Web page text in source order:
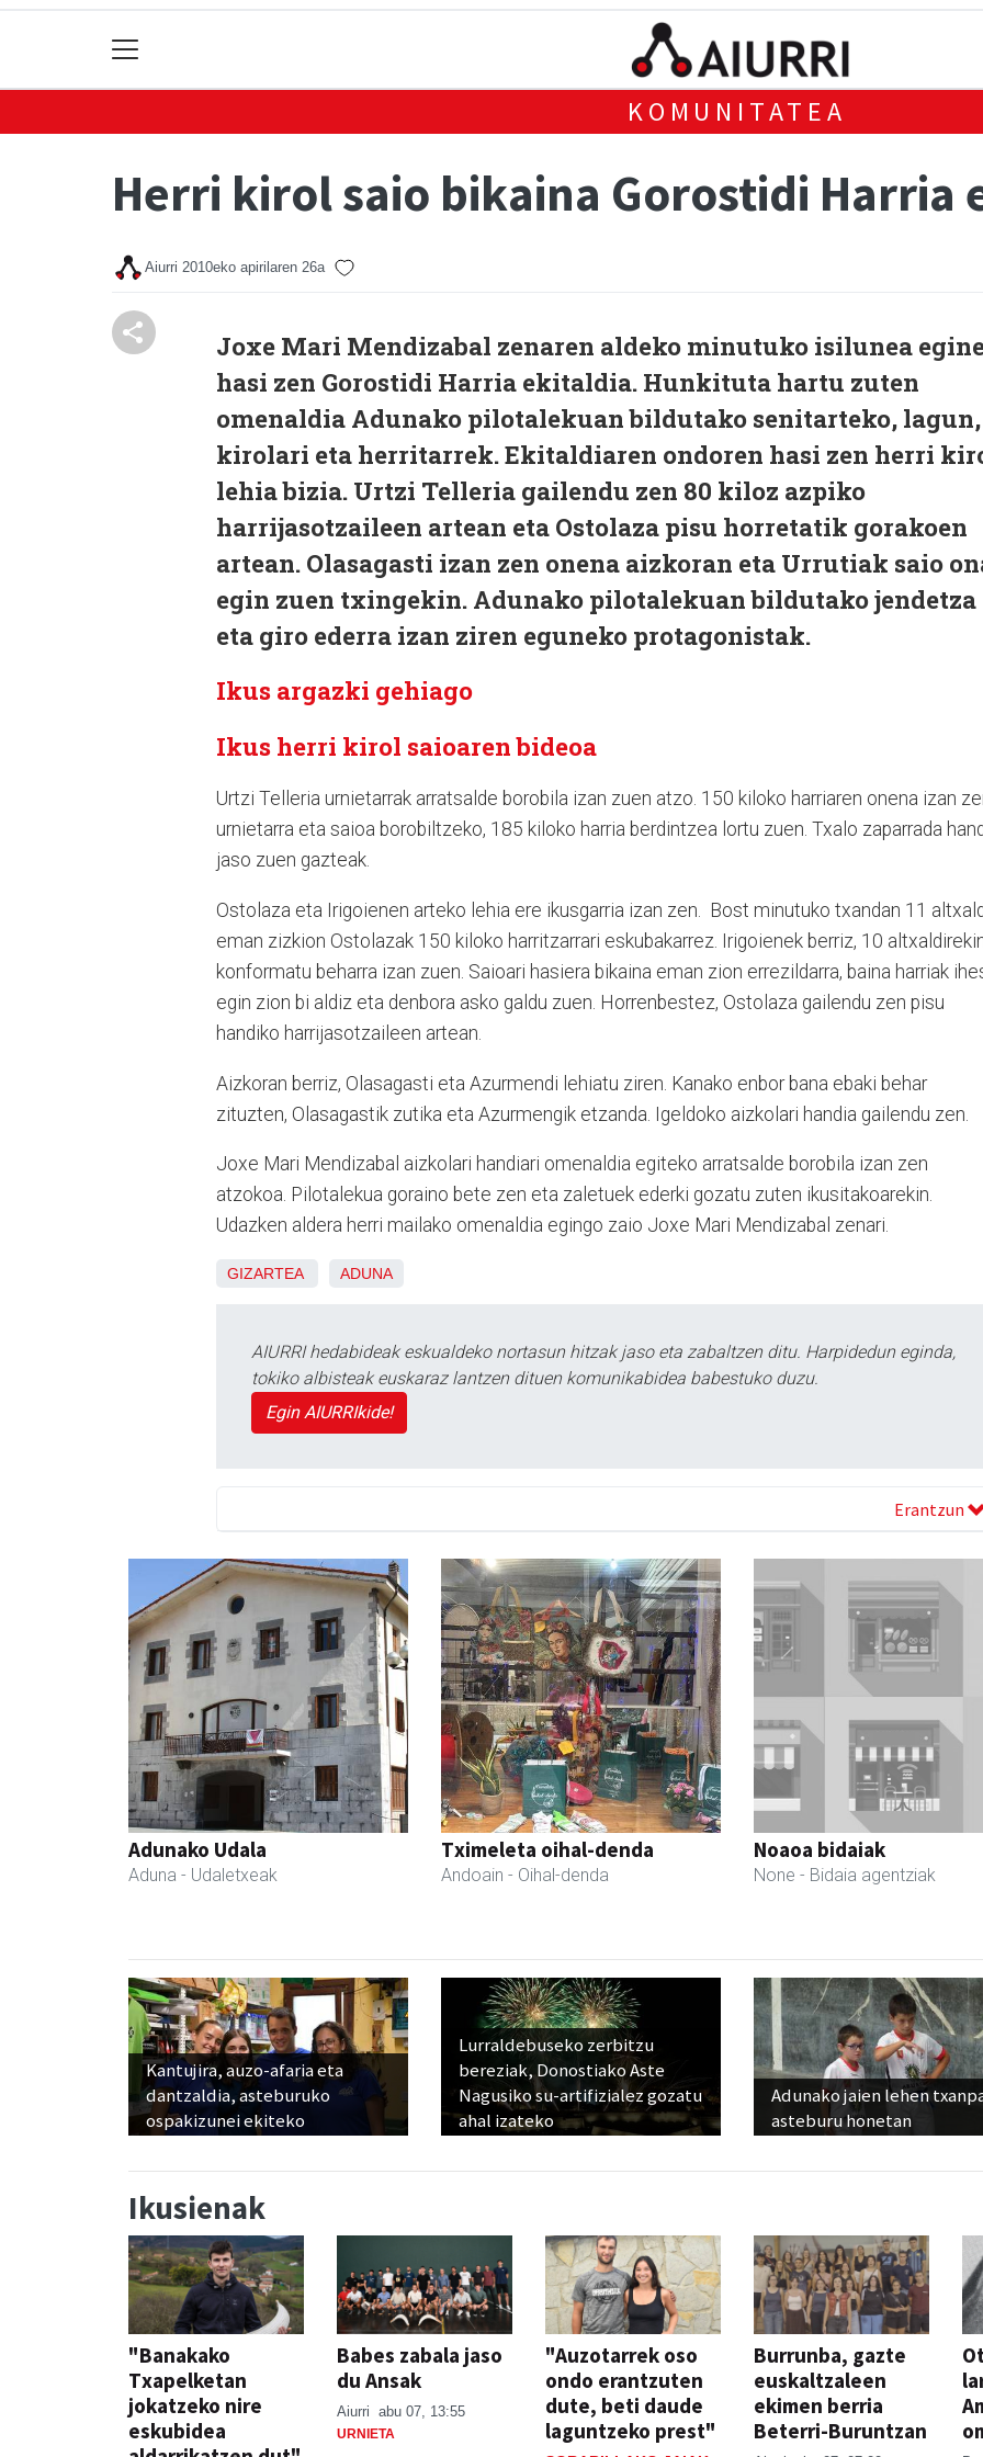
KOMUNITATEA
Herri kirol saio bikaina Gorostidi Harria
Aiurri 2010eko apirilaren 26a
Joxe Mari Mendizabal zenaren aldeko minutuko isilunea
hasi zen Gorostidi Harria ekitaldia. Hunkituta hartu zuten
omenaldia Adunako pilotalekuan bildutako senitarteko, lagun,
kirolari eta herritarrek. Ekitaldiaren ondoren hasi zen herri
lehia bizia. Urtzi Telleria gailendu zen 80 kiloz azpiko
harrijasotzaileen artean eta Ostolaza pisu horretatik gorakoen
artean. Olasagasti izan zen onena aizkoran eta Urrutiak saio
egin zuen txingekin. Adunako pilotalekuan bildutako jendetza
eta giro ederra izan ziren eguneko protagonistak.
Ikus argazki gehiago
Ikus herri kirol saioaren bideoa
Urtzi Telleria urnietarrak arratsalde borobila izan zuen atzo. 150 kiloko harriaren onena izan
urnietarra eta saioa borobiltzeko, 185 kiloko harria berdintzea lortu zuen. Txalo zaparrada
jaso zuen gazteak.
Ostolaza eta Irigoienen arteko lehia ere ikusgarria izan zen. Bost minutuko txandan 11
eman zizkion Ostolazak 150 kiloko harritzarrari eskubakarrez. Irigoienek berriz, 10
konformatu beharra izan zuen. Saioari hasiera bikaina eman zion errezildarra, baina harriak
egin zion bi aldiz eta denbora asko galdu zuen. Horrenbestez, Ostolaza gailendu zen pisu
handiko harrijasotzaileen artean.
Aizkoran berriz, Olasagasti eta Azurmendi lehiatu ziren. Kanako enbor bana ebaki behar
zituzten, Olasagastik zutika eta Azurmengik etzanda. Igeldoko aizkolari handia gailendu zen.
Joxe Mari Mendizabal aizkolari handiari omenaldia egiteko arratsalde borobila izan zen
atzokoa. Pilotalekua goraino bete zen eta zaletuek ederki gozatu zuten ikusitakoarekin.
Udazken aldera herri mailako omenaldia egingo zaio Joxe Mari Mendizabal zenari.
GIZARTEA ADUNA
AIURRI hedabideak eskualdeko nortasun hitzak jaso eta zabaltzen ditu. Harpidedun eginda,
tokiko albisteak euskaraz lantzen dituen komunikabidea babestuko duzu.
Egin AIURRIkide!
Erantzun
Adunako Udala
Aduna - Udaletxeak
Tximeleta oihal-denda
Andoain - Oihal-denda
Noaoa bidaiak
None - Bidaia agentziak
Kantujira, auzo-afaria eta
dantzaldia, asteburuko
ospakizunei ekiteko
Lurraldebuseko zerbitzu
bereziak, Donostiako Aste
Nagusiko su-artifizialez gozatu
ahal izateko
Adunako jaien lehen
asteburu honetan
Ikusienak
"Banakako
Txapelketan
jokatzeko nire
eskubidea
Babes zabala jaso
du Ansak
Aiurri abu 07, 13:55
URNIETA
"Auzotarrek oso
ondo erantzuten
dute, beti daude
laguntzeko prest"
Burrunba, gazte
euskaltzaleen
ekimen berria
Beterri-Buruntzan